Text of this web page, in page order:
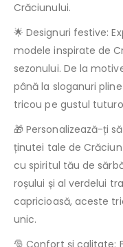
Crăciunului.
🌟 Designuri festive:
modele inspirate de
sezonului. De la
până la sloganuri
tricou pe gustul
🎁 Personalizează-ți
ținutei tale de
cu spiritul tău de
roșului și al verdelui
capricioasă, aceste
unic.